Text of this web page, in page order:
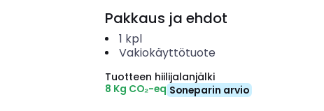
Pakkaus ja ehdot
1 kpl
Vakiokäyttötuote
Tuotteen hiilijalanjälki
8 Kg CO₂-eq Soneparin arvio